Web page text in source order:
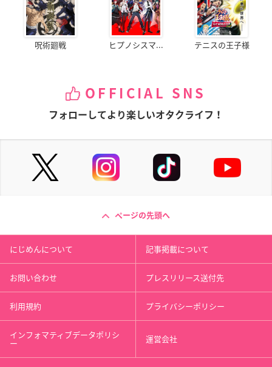
呪術廻戦 ヒプノシスマ... テニスの王子様
OFFICIAL SNS
フォローしてより楽しいオタクライフ！
ページの先頭へ
にじめんについて 記事掲載について
お問い合わせ プレスリリース送付先
利用規約 プライバシーポリシー
インフォマティブデータポリシ
ー 運営会社